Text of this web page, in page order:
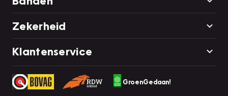
Zekerheid
Klantenservice
GroenGedaan!